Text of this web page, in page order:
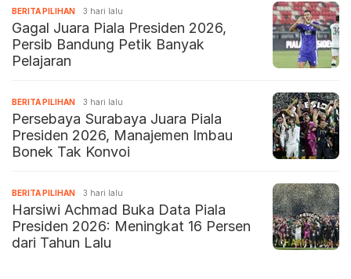
BERITA PILIHAN 3 hari lalu
Gagal Juara Piala Presiden 2026,
Persib Bandung Petik Banyak
Pelajaran
BERITA PILIHAN 3 hari lalu
Persebaya Surabaya Juara Piala
Presiden 2026, Manajemen Imbau
Bonek Tak Konvoi
BERITA PILIHAN 3 hari lalu
Harsiwi Achmad Buka Data Piala
Presiden 2026: Meningkat 16 Persen
dari Tahun Lalu